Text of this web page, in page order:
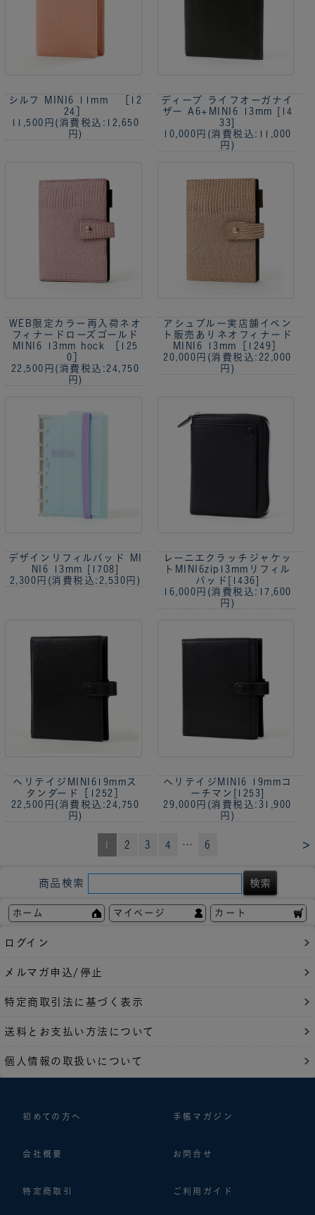
シルフ MINI6 11mm ［12
24］
11,500円 (消費税込:12,650
円)
ディープ ライフオーガナイ
ザー A6+MINI6 13mm [14
33]
10,000円 (消費税込:11,000
円)
WEB限定カラー再入荷 ネオ
フィナードローズゴールド
MINI6 13mm hock ［125
0］
22,500円 (消費税込:24,750
円)
アシュブルー実店舗イベン
ト販売あり ネオフィナード
MINI6 13mm［1249］
20,000円 (消費税込:22,000
円)
デザインリフィルパッド MI
NI6 13mm [1708]
2,300円 (消費税込:2,530円)
レーニエクラッチジャケッ
トMINI6zip13mmリフィル
パッド[1436]
16,000円 (消費税込:17,600
円)
ヘリテイジMINI619mmス
タンダード［1252］
22,500円 (消費税込:24,750
円)
ヘリテイジMINI6 19mmコ
ーチマン[1253]
29,000円 (消費税込:31,900
円)
>
1 2 3 4 … 6
商品検索
ホーム マイページ カート
ログイン
メルマガ申込/停止
特定商取引法に基づく表示
送料とお支払い方法について
個人情報の取扱いについて
初めての方へ 手帳マガジン
会社概要 お問合せ
特定商取引 ご利用ガイド